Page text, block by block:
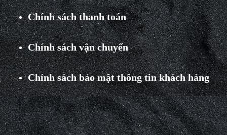
Chính sách thanh toán
Chính sách vận chuyển
Chính sách bảo mật thông tin khách hàng